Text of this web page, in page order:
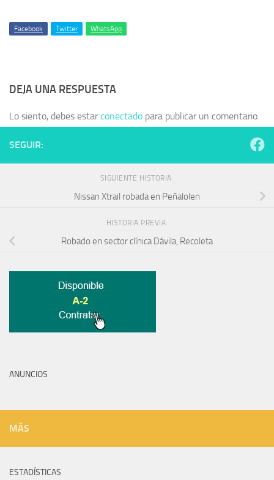
Facebook Twitter WhatsApp
DEJA UNA RESPUESTA
Lo siento, debes estarconectado para publicar un comentario.
SEGUIR:
SIGUIENTE HISTORIA
Nissan Xtrail robada en Peñalolen
HISTORIA PREVIA
Robado en sector clínica Dávila, Recoleta
ANUNCIOS
MÁS
ESTADÍSTICAS